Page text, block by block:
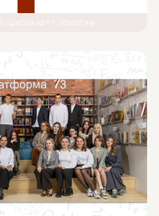
| ШКОЛА № 1 Г. СОКОЛ 9-В